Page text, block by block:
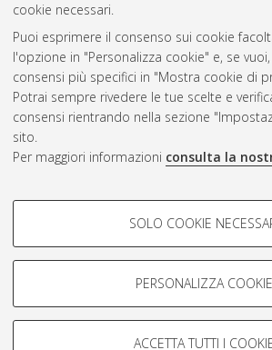
cookie necessari.
Puoi esprimere il consenso sui cookie
l'opzione in "Personalizza cookie" e, se
consensi più specifici in "Mostra cookie di
Potrai sempre rivedere le tue scelte e
consensi rientrando nella sezione
sito.
Per maggiori informazioni consulta la
COOKIE DI PROFILAZIONE -
Si tratta di cookie utilizzati per analizzare
navigazione degli utenti, creare profili in base
Mostra cookie di profilazione
SOLO COOKIE
PERSONALIZZA COOKIE
ACCETTA TUTTI I
Atom
Rss 1.0
Rss 2.0
ISSN: 2038-7946
Impostazioni Cookie
Informativa sulla privacy
Condizioni d’uso del sito